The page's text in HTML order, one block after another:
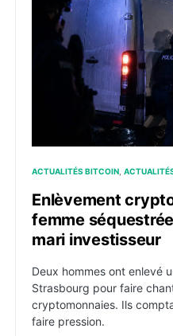
ACTUALITÉS BITCOIN
Enlèvement
femme
mari investisseur
Deux hommes ont enlevé
Strasbourg pour faire
cryptomonnaies. Ils
faire pression.